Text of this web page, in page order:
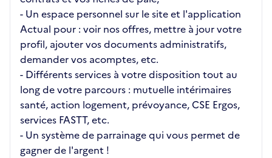
- Un espace personnel sur le site et l'application
Actual pour : voir nos offres, mettre à jour votre
profil, ajouter vos documents administratifs,
demander vos acomptes, etc.
- Différents services à votre disposition tout au
long de votre parcours : mutuelle intérimaires
santé, action logement, prévoyance, CSE Ergos,
services FASTT, etc.
- Un système de parrainage qui vous permet de
gagner de l'argent !